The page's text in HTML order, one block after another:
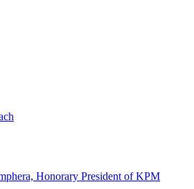
Honorary President of KPM